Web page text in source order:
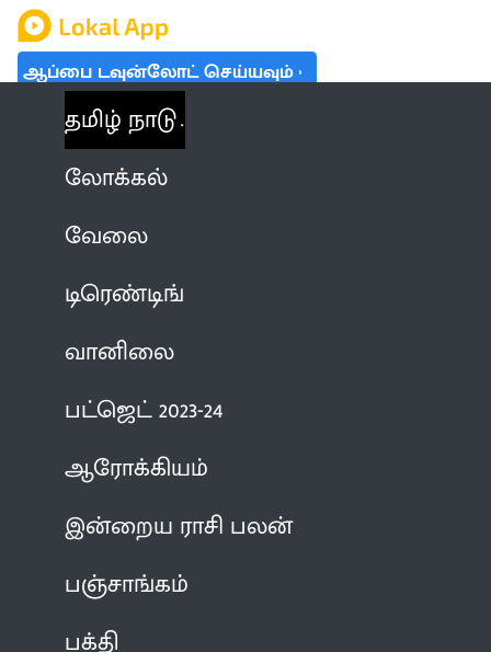
ஆப்பை டவுன்லோட் செய்யவும்
தமிழ் நாடு
லோக்கல்
வேலை
டிரெண்டிங்
வானிலை
பட்ஜெட் 2023-24
ஆரோக்கியம்
இன்றைய ராசி பலன்
பஞ்சாங்கம்
பக்தி